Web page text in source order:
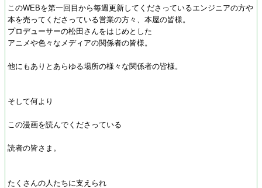
このWEBを第一回目から毎週更新してくださっているエンジニアの方や
本を売ってくださっている営業の方々、本屋の皆様。
プロデューサーの松田さんをはじめとした
アニメや色々なメディアの関係者の皆様。
他にもありとあらゆる場所の様々な関係者の皆様。
そして何より
この漫画を読んでくださっている
読者の皆さま。
たくさんの人たちに支えられ